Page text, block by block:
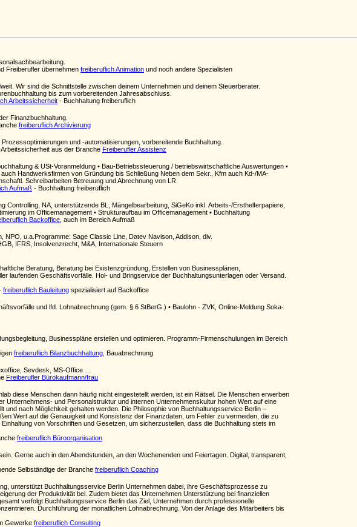
Freiberufler übernehmen freiberuflich Animation und noch andere Spezialisten
Wir sind die Schnittstelle zwischen deinem Unternehmen und deinem Steuerberater.
bis zum vorbereitenden Jahresabschluss.
Arbeitssicherheit - Buchhaltung freiberuflich
Finanzbuchhaltung.
freiberuflich Archivierung
und -automatisierungen, vorbereitende Buchhaltung.
aus der Branche Freiberufler Assistenz
& USt-Voranmeldung • Bau-Betriebssteuerung / betriebswirtschaftliche Auswertungen •
Handwerksfirmen von Gründung bis Schließung Neben dem Sekr., Kfm auch Kd-/MA-
Schreibarbeiten Betreuung und Abrechnung von LR
Aufmaß - Buchhaltung freiberuflich
NA, unterstützende BL, Mängelbearbeitung, SiGeKo inkl. Arbeits-/Ersthelferpapiere,
im Officemanagement • Strukturaufbau im Officemanagement • Buchhaltung
Backoffice , auch im Bereich Aufmaß
u.a.Programme: Sage Classic Line, Datev Navison, Addison, div.
IFRS, Insolvenzrecht, M&A, Internationale Steuern
Beratung, Beratung bei Existenzgründung, Erstellen von Businessplänen,
laufenden Geschäftsvorfälle. Hol- und Bringservice der Buchhaltungsunterlagen oder Versand.
freiberuflich Bauleitung spezialisiert auf Backoffice
und lfd. Lohnabrechnung (gem. § 6 StBerG.) • Baulohn - ZVK, Online-Meldung Soka-
Businesspläne erstellen und optimieren. Programm-Firmenschulungen im Bereich
freiberuflich Bilanzbuchhaltung , Bauabrechnung
Sevdesk, MS-Office …
Freiberufler Bürokaufmann/frau
diese Menschen dann häufig nicht eingestetellt werden, ist ein Rätsel. Die Menschen erwerben
Unternehmens- und Personalstruktur und internen Unternehmenskultur hohen Wert auf eine
nach Möglichkeit gehalten werden. Die Philosophie von Buchhaltungsservice Berlin –
Wert auf die Genauigkeit und Konsistenz der Finanzdaten, um Fehler zu vermeiden, die zu
von Vorschriften und Gesetzen, um sicherzustellen, dass die Buchhaltung stets im
freiberuflich Büroorganisation
Gerne auch in den Abendstunden, an den Wochenenden und Feiertagen. Digital, transparent,
Selbständige der Branche freiberuflich Coaching
unterstützt Buchhaltungsservice Berlin Unternehmen dabei, ihre Geschäftsprozesse zu
der Produktivität bei. Zudem bietet das Unternehmen Unterstützung bei finanziellen
verfolgt Buchhaltungsservice Berlin das Ziel, Unternehmen durch professionelle
Durchführung der monatlichen Lohnabrechnung. Von der Anlage des Mitarbeiters bis
Gewerke freiberuflich Consulting